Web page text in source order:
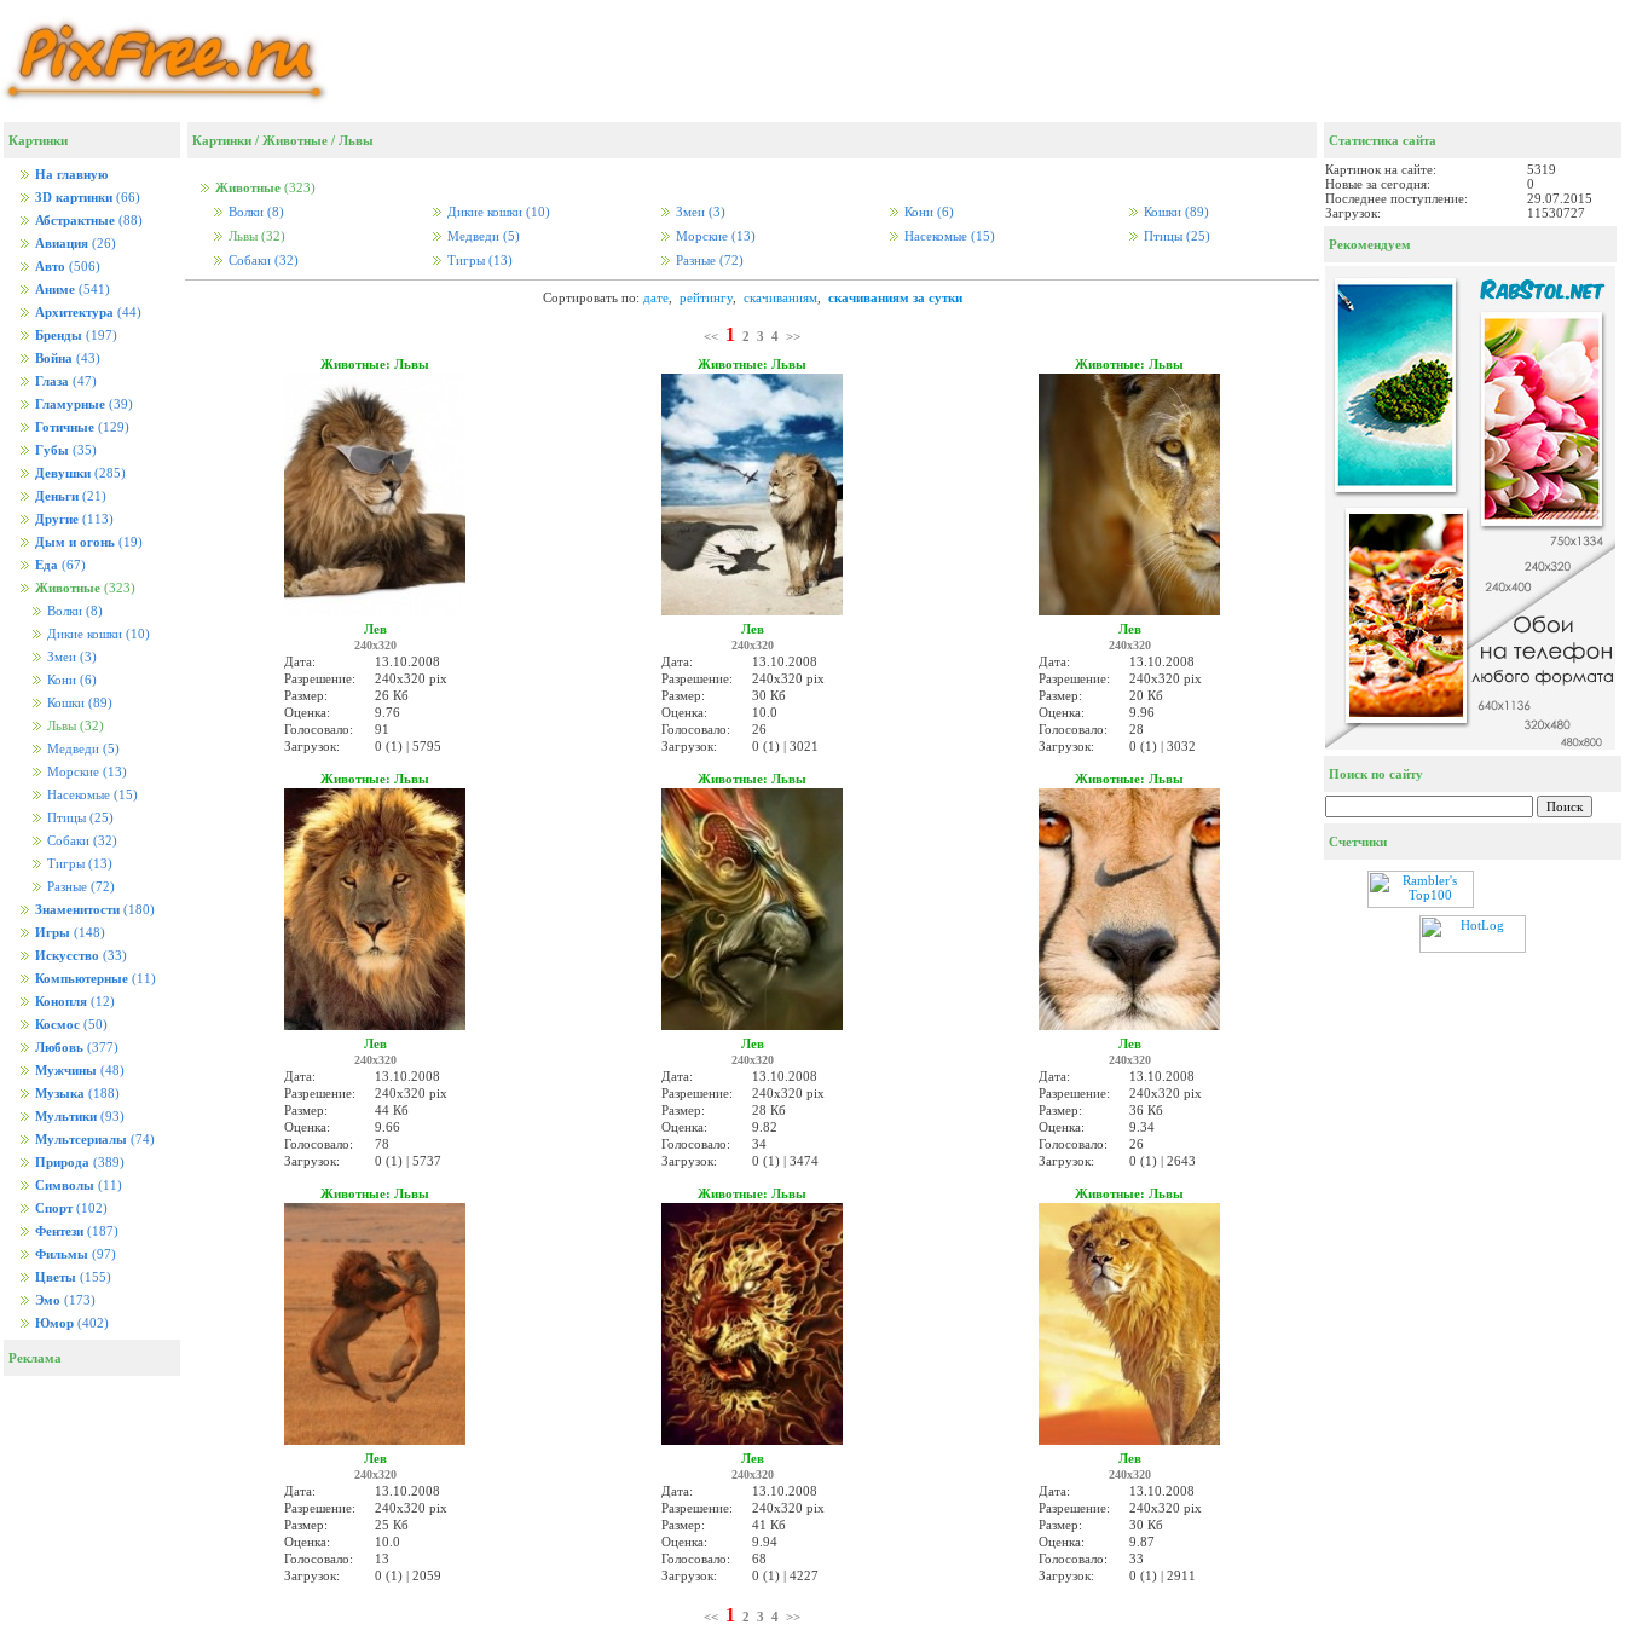
Картинки
На главную
3D картинки (66)
Абстрактные (88)
Авиация (26)
Авто (506)
Аниме (541)
Архитектура (44)
Бренды (197)
Война (43)
Глаза (47)
Гламурные (39)
Готичные (129)
Губы (35)
Девушки (285)
Деньги (21)
Другие (113)
Дым и огонь (19)
Еда (67)
Животные (323)
Волки (8)
Дикие кошки (10)
Змеи (3)
Кони (6)
Кошки (89)
Львы (32)
Медведи (5)
Морские (13)
Насекомые (15)
Птицы (25)
Собаки (32)
Тигры (13)
Разные (72)
Знаменитости (180)
Игры (148)
Искусство (33)
Компьютерные (11)
Конопля (12)
Космос (50)
Любовь (377)
Мужчины (48)
Музыка (188)
Мультики (93)
Мультсериалы (74)
Природа (389)
Символы (11)
Спорт (102)
Фентези (187)
Фильмы (97)
Цветы (155)
Эмо (173)
Юмор (402)
Реклама
Картинки / Животные / Львы
Животные (323)
Волки (8) Дикие кошки (10) Змеи (3) Кони (6) Кошки (89)
Львы (32) Медведи (5) Морские (13) Насекомые (15) Птицы (25)
Собаки (32) Тигры (13) Разные (72)
Сортировать по: дате, рейтингу, скачиваниям, скачиваниям за сутки
<< 1 2 3 4 >>
Животные: Львы
Лев
240x320
Дата:
13.10.2008
Разрешение:
240x320 pix
Размер:
26 Кб
Оценка:
9.76
Голосовало:
91
Загрузок:
0 (1) | 5795
Животные: Львы
Лев
240x320
Дата:
13.10.2008
Разрешение:
240x320 pix
Размер:
30 Кб
Оценка:
10.0
Голосовало:
26
Загрузок:
0 (1) | 3021
Животные: Львы
Лев
240x320
Дата:
13.10.2008
Разрешение:
240x320 pix
Размер:
20 Кб
Оценка:
9.96
Голосовало:
28
Загрузок:
0 (1) | 3032
Животные: Львы
Лев
240x320
Дата:
13.10.2008
Разрешение:
240x320 pix
Размер:
44 Кб
Оценка:
9.66
Голосовало:
78
Загрузок:
0 (1) | 5737
Животные: Львы
Лев
240x320
Дата:
13.10.2008
Разрешение:
240x320 pix
Размер:
28 Кб
Оценка:
9.82
Голосовало:
34
Загрузок:
0 (1) | 3474
Животные: Львы
Лев
240x320
Дата:
13.10.2008
Разрешение:
240x320 pix
Размер:
36 Кб
Оценка:
9.34
Голосовало:
26
Загрузок:
0 (1) | 2643
Животные: Львы
Лев
240x320
Дата:
13.10.2008
Разрешение:
240x320 pix
Размер:
25 Кб
Оценка:
10.0
Голосовало:
13
Загрузок:
0 (1) | 2059
Животные: Львы
Лев
240x320
Дата:
13.10.2008
Разрешение:
240x320 pix
Размер:
41 Кб
Оценка:
9.94
Голосовало:
68
Загрузок:
0 (1) | 4227
Животные: Львы
Лев
240x320
Дата:
13.10.2008
Разрешение:
240x320 pix
Размер:
30 Кб
Оценка:
9.87
Голосовало:
33
Загрузок:
0 (1) | 2911
<< 1 2 3 4 >>
Статистика сайта
Картинок на сайте:
5319
Новые за сегодня:
0
Последнее поступление:
29.07.2015
Загрузок:
11530727
Рекомендуем
Поиск по сайту
Счетчики